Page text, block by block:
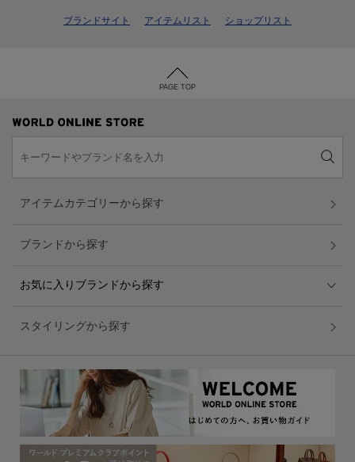
ブランドサイト アイテムリスト ショップリスト
PAGE TOP
アイテムカテゴリーから探す
ブランドから探す
お気に入りブランドから探す
スタイリングから探す